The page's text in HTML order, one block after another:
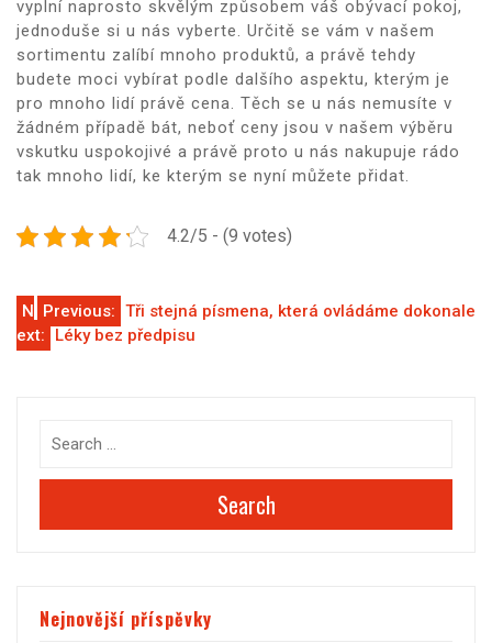
vyplní naprosto skvělým způsobem váš obývací pokoj,
jednoduše si u nás vyberte. Určitě se vám v našem
sortimentu zalíbí mnoho produktů, a právě tehdy
budete moci vybírat podle dalšího aspektu, kterým je
pro mnoho lidí právě cena. Těch se u nás nemusíte v
žádném případě bát, neboť ceny jsou v našem výběru
vskutku uspokojivé a právě proto u nás nakupuje rádo
tak mnoho lidí, ke kterým se nyní můžete přidat.
4.2/5 - (9 votes)
Navigace
pro
Previous: Tři stejná písmena, která ovládáme dokonale
N
ext:
Léky bez předpisu
Search
Nejnovější příspěvky